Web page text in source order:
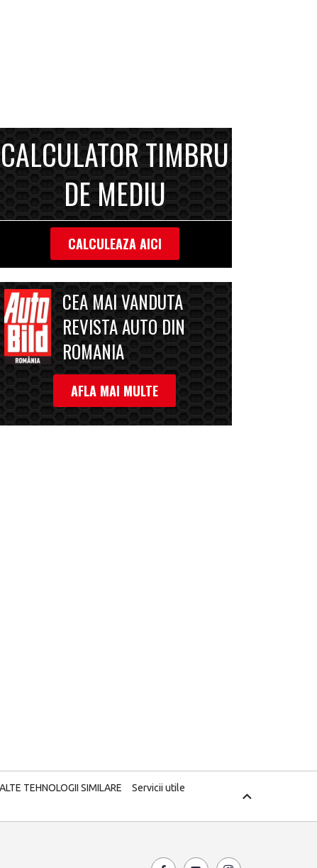
CALCULATOR TIMBRU
DE MEDIU
CALCULEAZA AICI
CEA MAI VANDUTA
REVISTA AUTO DIN
ROMANIA
AFLA MAI MULTE
TEHNOLOGII SIMILARE
Servicii utile